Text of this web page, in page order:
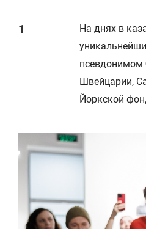
На днях в
псевдонимом
Швейцарии,
Йоркской